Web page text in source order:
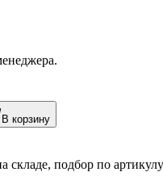
В корзину
складе, подбор по